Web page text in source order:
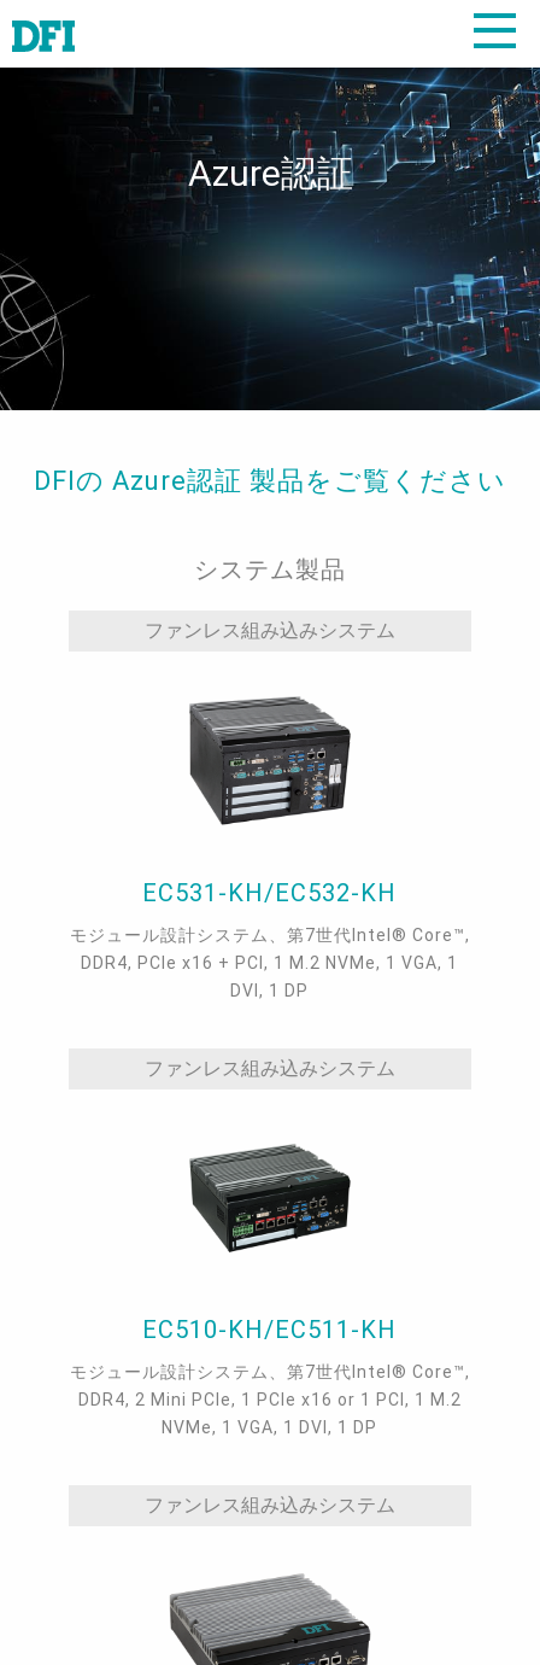
Azure認証
DFIの Azure認証 製品をご覧ください
システム製品
ファンレス組み込みシステム
EC531-KH/EC532-KH
モジュール設計システム、第7世代Intel® Core™,
DDR4, PCIe x16 + PCI, 1 M.2 NVMe, 1 VGA, 1
DVI, 1 DP
ファンレス組み込みシステム
EC510-KH/EC511-KH
モジュール設計システム、第7世代Intel® Core™,
DDR4, 2 Mini PCIe, 1 PCIe x16 or 1 PCI, 1 M.2
NVMe, 1 VGA, 1 DVI, 1 DP
ファンレス組み込みシステム